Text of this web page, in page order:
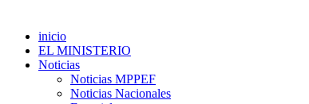
inicio
EL MINISTERIO
Noticias
Noticias MPPEF
Noticias Nacionales